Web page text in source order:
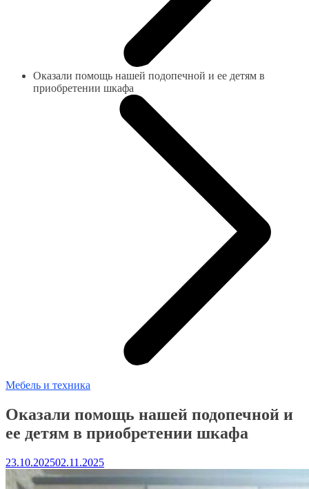
Оказали помощь нашей подопечной и ее детям в
приобретении шкафа
Мебель и техника
Оказали помощь нашей подопечной и
ее детям в приобретении шкафа
23.10.202502.11.2025